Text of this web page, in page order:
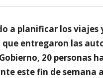
a planificar los viajes
que entregaron las
20 personas
este fin de semana a